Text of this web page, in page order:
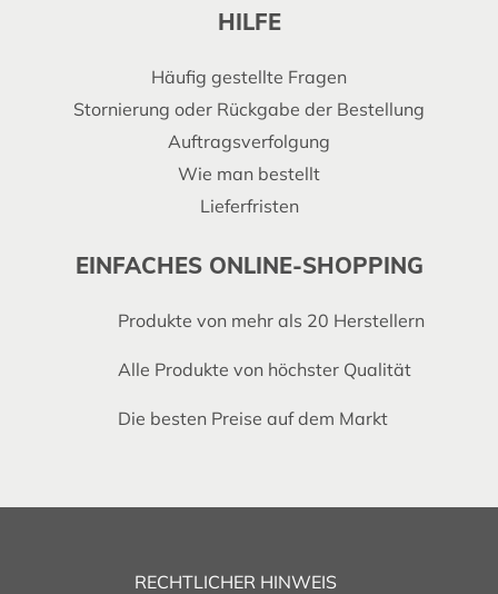
HILFE
Häufig gestellte Fragen
Stornierung oder Rückgabe der Bestellung
Auftragsverfolgung
Wie man bestellt
Lieferfristen
EINFACHES ONLINE-SHOPPING
Produkte von mehr als 20 Herstellern
Alle Produkte von höchster Qualität
Die besten Preise auf dem Markt
RECHTLICHER HINWEIS